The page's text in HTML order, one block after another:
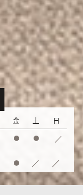
金 土 日
● ● /
● / /